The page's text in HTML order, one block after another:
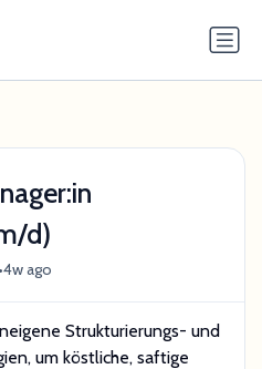
d)
•4w ago
Strukturierungs- und
um köstliche, saftige